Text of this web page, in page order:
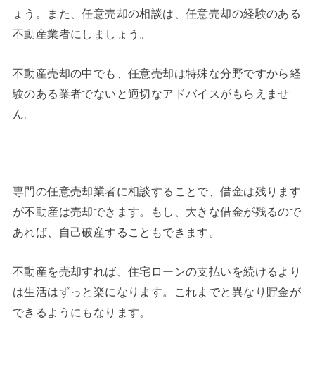
ょう。また、任意売却の相談は、任意売却の経験のある
不動産業者にしましょう。
不動産売却の中でも、任意売却は特殊な分野ですから経
験のある業者でないと適切なアドバイスがもらえませ
ん。
専門の任意売却業者に相談することで、借金は残ります
が不動産は売却できます。もし、大きな借金が残るので
あれば、自己破産することもできます。
不動産を売却すれば、住宅ローンの支払いを続けるより
は生活はずっと楽になります。これまでと異なり貯金が
できるようにもなります。